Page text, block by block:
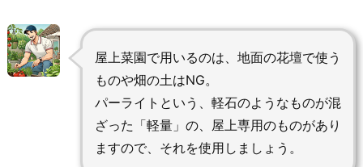
屋上菜園で用いるのは、地面の花壇で使う
ものや畑の土はNG。
パーライトという、軽石のようなものが混
ざった「軽量」の、屋上専用のものがあり
ますので、それを使用しましょう。